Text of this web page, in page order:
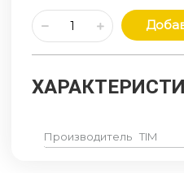
Производитель TIM